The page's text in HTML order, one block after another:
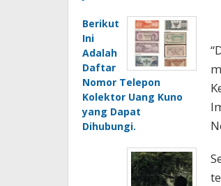
Berikut
Ini
Adalah
Daftar
Nomor Telepon
Kolektor Uang Kuno
yang Dapat
Dihubungi.